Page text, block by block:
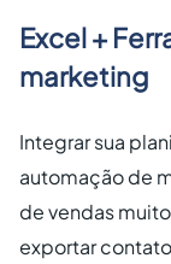
Excel +
marketing
Integrar sua
automação de
de vendas
exportar